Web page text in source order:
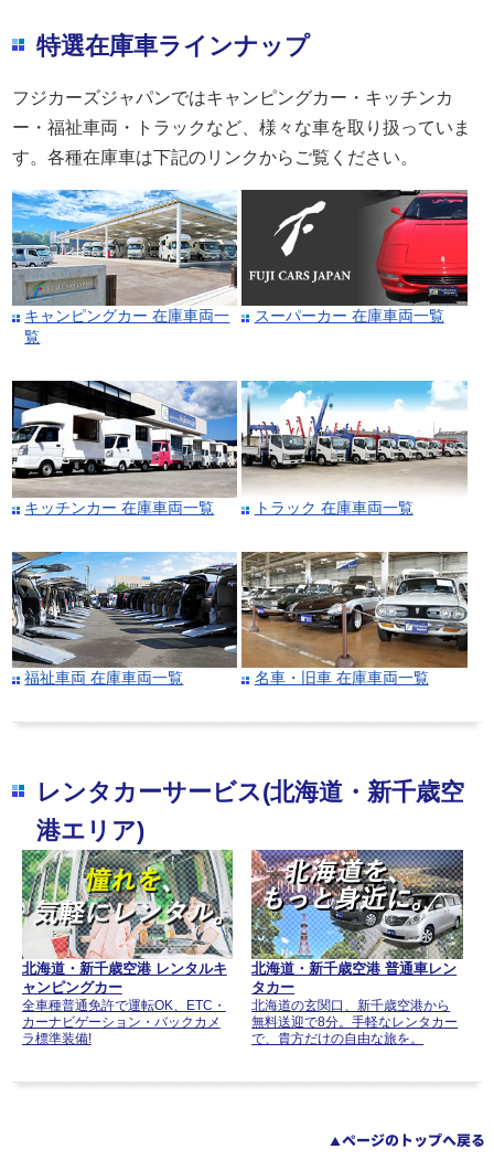
特選在庫車ラインナップ
フジカーズジャパンではキャンピングカー・キッチンカ
ー・福祉車両・トラックなど、様々な車を取り扱っていま
す。各種在庫車は下記のリンクからご覧ください。
キャンピングカー 在庫車両一
覧
スーパーカー 在庫車両一覧
キッチンカー 在庫車両一覧 トラック 在庫車両一覧
福祉車両 在庫車両一覧 名車・旧車 在庫車両一覧
レンタカーサービス(北海道・新千歳空
港エリア)
北海道・新千歳空港 レンタルキ
ャンピングカー
全車種普通免許で運転OK、ETC・
カーナビゲーション・バックカメ
ラ標準装備!
北海道・新千歳空港 普通車レン
タカー
北海道の玄関口、新千歳空港から
無料送迎で8分。手軽なレンタカー
で、貴方だけの自由な旅を。